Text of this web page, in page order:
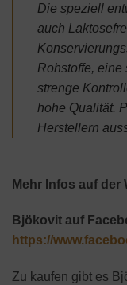
Die speziell
auch
Rohstoffe, eine
strenge
hohe Qualität.
Herstellern
Mehr Infos auf der
Bjökovit auf
https://
Zu kaufen gibt es